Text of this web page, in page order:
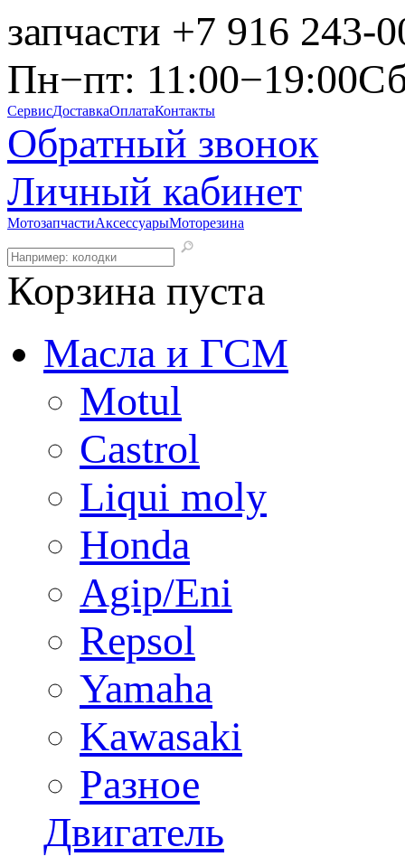
запчасти +7 916 243-
Пн−пт: 11:00−19:00
СервисДоставкаОплатаКонтакты
Обратный звонок
Личный кабинет
МотозапчастиАксессуарыМоторезина
Корзина пуста
Масла и ГСМ
Motul
Castrol
Liqui moly
Honda
Agip/Eni
Repsol
Yamaha
Kawasaki
Разное
Двигатель